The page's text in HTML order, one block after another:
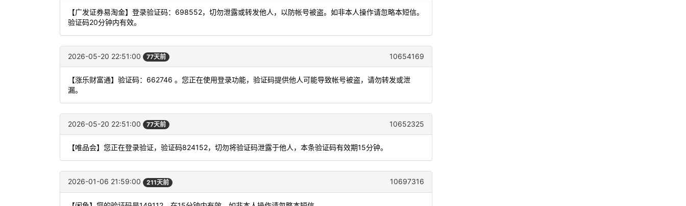
【广发证券易淘金】登录验证码：698552，切勿泄露或转发他人，以防帐号被盗。如非本人操作请忽略本短信。
验证码20分钟内有效。
2026-05-20 22:51:00 77天前 10654169
【涨乐财富通】验证码：662746 。您正在使用登录功能，验证码提供他人可能导致帐号被盗，请勿转发或泄
漏。
2026-05-20 22:51:00 77天前 10652325
【唯品会】您正在登录验证，验证码824152，切勿将验证码泄露于他人，本条验证码有效期15分钟。
2026-01-06 21:59:00 211天前 10697316